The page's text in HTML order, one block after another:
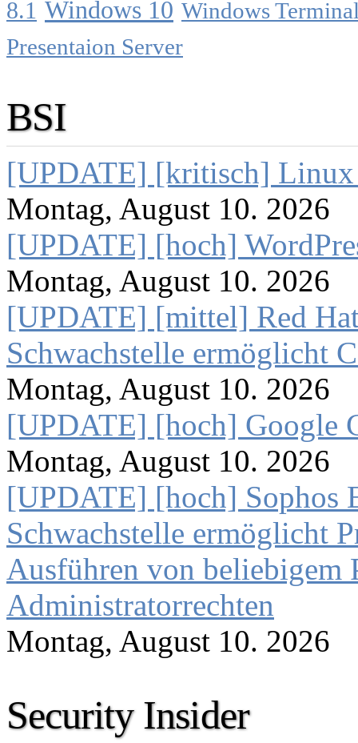
8.1 Windows 10 Windows
Presentaion Server
BSI
[UPDATE] [kritisch] Linux
Montag, August 10. 2026
[UPDATE] [hoch]
Montag, August 10. 2026
[UPDATE] [mittel] Red
Schwachstelle ermöglicht
Montag, August 10. 2026
[UPDATE] [hoch] Google
Montag, August 10. 2026
[UPDATE] [hoch] Sophos
Schwachstelle ermöglicht
Ausführen von beliebigem
Administratorrechten
Montag, August 10. 2026
Security Insider